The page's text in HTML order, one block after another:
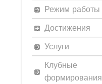
Режим работы
Достижения
Услуги
Клубные
формирования